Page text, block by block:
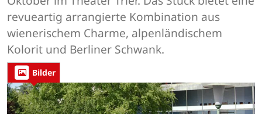
revueartig arrangierte Kombination aus
wienerischem Charme, alpenländischem
Kolorit und Berliner Schwank.
Bilder